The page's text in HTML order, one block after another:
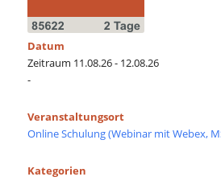
Datum
Zeitraum 11.08.26 - 12.08.26
-
Veranstaltungsort
Online Schulung (Webinar mit Webex,
Kategorien